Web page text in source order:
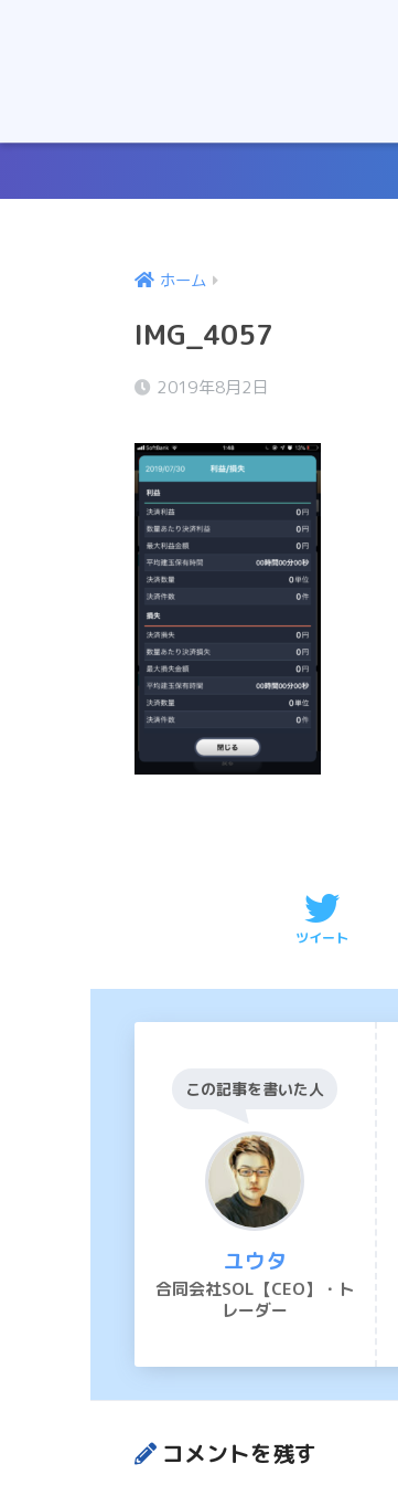
ホーム
IMG_4057
2019年8月2日
ツイート
この記事を書いた人
ユウタ
合同会社SOL【CEO】・ト
レーダー
コメントを残す